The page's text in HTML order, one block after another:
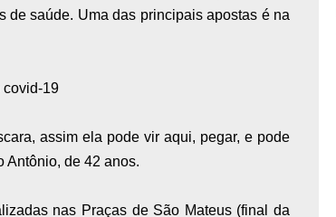
de saúde. Uma das principais apostas é na
covid-19
assim ela pode vir aqui, pegar, e pode
Antônio, de 42 anos.
nas Praças de São Mateus (final da